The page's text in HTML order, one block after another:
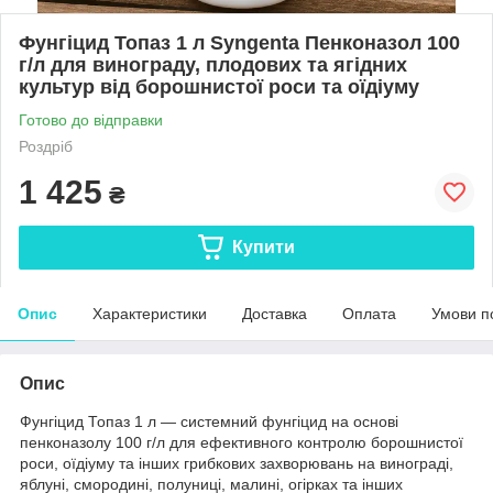
Фунгіцид Топаз 1 л Syngenta Пенконазол 100
г/л для винограду, плодових та ягідних
культур від борошнистої роси та оїдіуму
Готово до відправки
Роздріб
1 425 ₴
Купити
Опис Характеристики Доставка Оплата Умови
Опис
Фунгіцид Топаз 1 л — системний фунгіцид на основі
пенконазолу 100 г/л для ефективного контролю борошнистої
роси, оїдіуму та інших грибкових захворювань на винограді,
яблуні, смородині, полуниці, малині, огірках та інших